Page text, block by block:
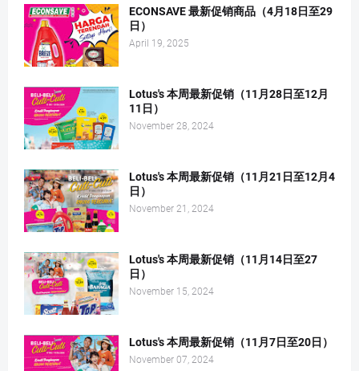
ECONSAVE 最新促销商品（4月18日至29
日）
April 19, 2025
Lotus's 本周最新促销（11月28日至12月
11日）
November 28, 2024
Lotus's 本周最新促销（11月21日至12月4
日）
November 21, 2024
Lotus's 本周最新促销（11月14日至27
日）
November 15, 2024
Lotus's 本周最新促销（11月7日至20日）
November 07, 2024